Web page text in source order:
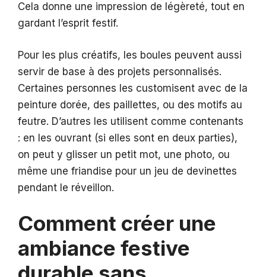
Cela donne une impression de légèreté, tout en
gardant l’esprit festif.
Pour les plus créatifs, les boules peuvent aussi
servir de base à des projets personnalisés.
Certaines personnes les customisent avec de la
peinture dorée, des paillettes, ou des motifs au
feutre. D’autres les utilisent comme contenants
: en les ouvrant (si elles sont en deux parties),
on peut y glisser un petit mot, une photo, ou
même une friandise pour un jeu de devinettes
pendant le réveillon.
Comment créer une
ambiance festive